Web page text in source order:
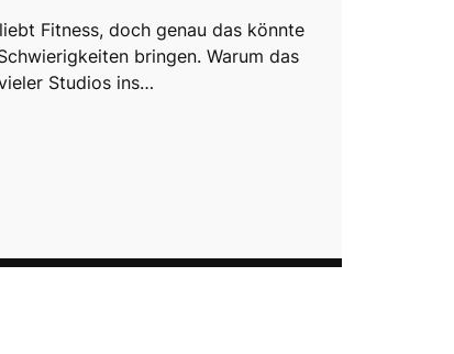
Fitness, doch genau das könnte
bringen. Warum das
Studios ins…